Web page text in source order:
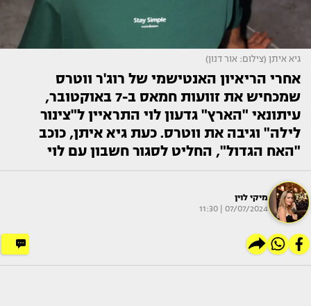
גיא איתן (צילום: אור דנון)
אחרי הריאיון האנטישמי של רוג'ר ווטרס
שמכחיש את זוועות חמאס ב-7 באוקטובר,
עיתונאי "הארץ" גדעון לוי התראיין ל"צינור
לילה" וגיבה את ווטרס. כעת גיא איתן, כוכב
"האח הגדול", החליט לסגור חשבון עם לוי
מיקי לוין
07/07/2024 | 11:30